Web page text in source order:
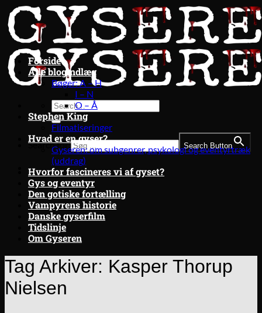
Fortsæt
til
indhold
Search for: Search Button
Forside
Alle blogindlæg
Bøger: A – H
I – N
O – Å
Stephen King
Filmatiseringer
Hvad er en gyser?
Gyseren: om subgenrer, psykologi og eventyrtræk
(uddrag)
Hvorfor fascineres vi af gyset?
Gys og eventyr
Den gotiske fortælling
Vampyrens historie
Danske gyserfilm
Tidslinje
Om Gyseren
Tag Arkiver: Kasper Thorup
Nielsen